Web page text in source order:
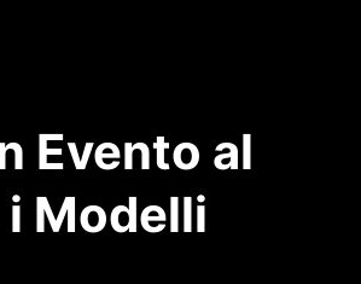
Evento al
Modelli